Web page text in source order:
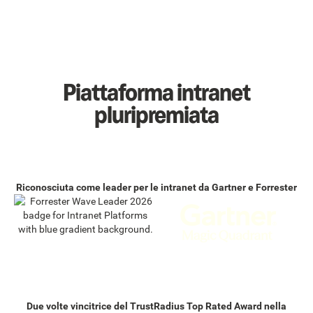
Piattaforma intranet
pluripremiata
Riconosciuta come leader per le intranet da Gartner e Forrester
Due volte vincitrice del TrustRadius Top Rated Award nella